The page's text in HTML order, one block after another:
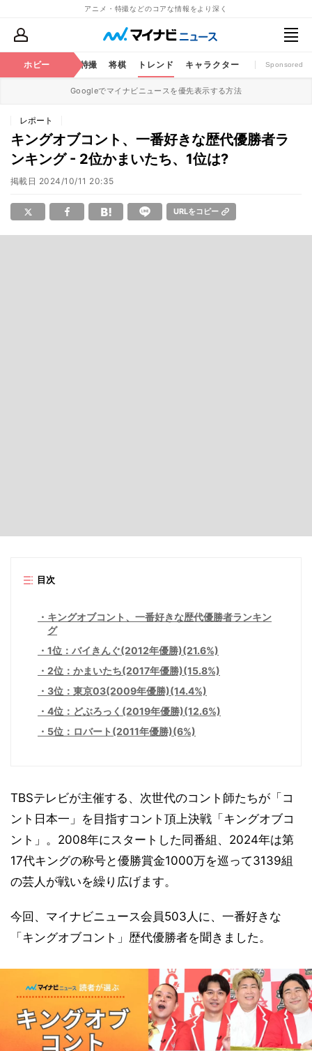
アニメ・特撮などのコアな情報をより深く
ホビー
おもちゃ 特撮 将棋 トレンド キャラクター Sponsored
Googleでマイナビニュースを優先表示する方法
レポート
キングオブコント、一番好きな歴代優勝者ラ
ンキング - 2位かまいたち、1位は?
掲載日 2024/10/11 20:35
URLをコピー
目次
キングオブコント、一番好きな歴代優勝者ランキン
グ
1位：バイきんぐ(2012年優勝)(21.6%)
2位：かまいたち(2017年優勝)(15.8%)
3位：東京03(2009年優勝)(14.4%)
4位：どぶろっく(2019年優勝)(12.6%)
5位：ロバート(2011年優勝)(6%)
TBSテレビが主催する、次世代のコント師たちが「コ
ント日本一」を目指すコント頂上決戦「キングオブコ
ント」。2008年にスタートした同番組、2024年は第
17代キングの称号と優勝賞金1000万を巡って3139組
の芸人が戦いを繰り広げます。
今回、マイナビニュース会員503人に、一番好きな
「キングオブコント」歴代優勝者を聞きました。